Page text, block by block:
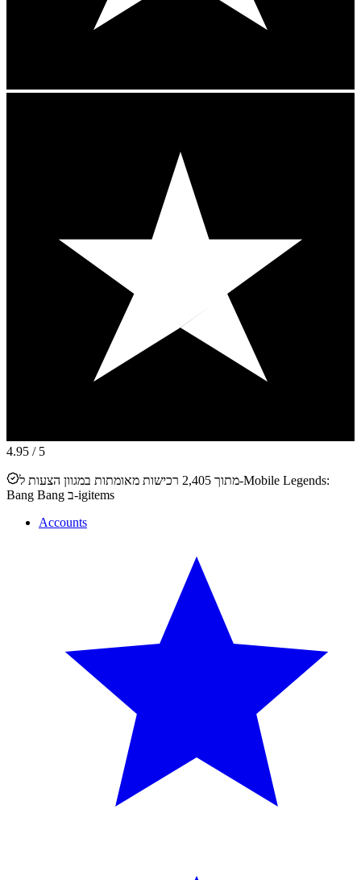
4.95 / 5
מתוך 2,405 רכישות מאומתות במגוון הצעות ל-Mobile Legends:
Bang Bang ב-igitems
Accounts